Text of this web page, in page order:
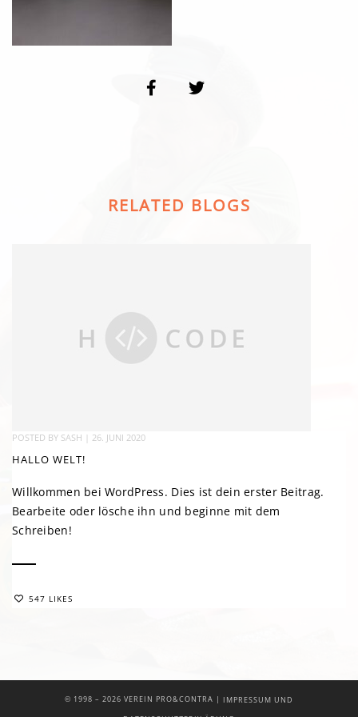
RELATED BLOGS
POSTED BY SASH 26. JUNI 2020
HALLO WELT!
Willkommen bei WordPress. Dies ist dein erster Beitrag.
Bearbeite oder lösche ihn und beginne mit dem
Schreiben!
547 LIKES
© 1998 – 2026 VEREIN PRO&CONTRA | IMPRESSUM UND